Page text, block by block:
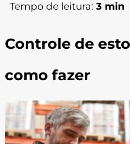
Tempo de leitura: 3 min
Controle de
como fazer